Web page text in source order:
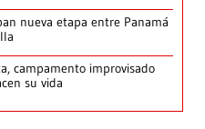
nueva etapa entre Panamá
campamento improvisado
su vida